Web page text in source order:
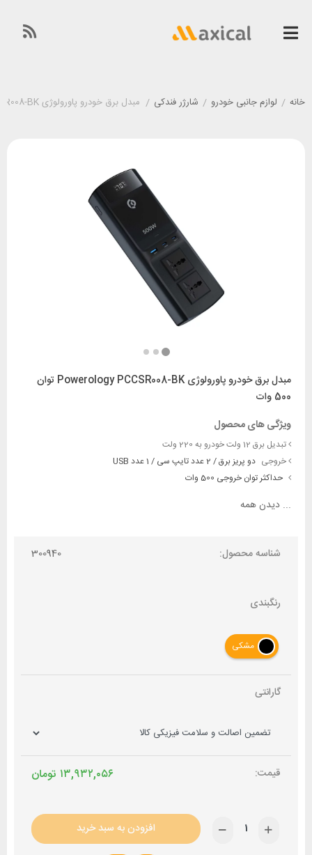
خانه / لوازم جانبی خودرو / شارژر فندکی / مبدل برق خودرو پاورولوژی Powerology PCCSR008-BK توان 500 وات
مبدل برق خودرو پاورولوژی Powerology PCCSR008-BK توان
500 وات
ویژگی های محصول
تبدیل برق 12 ولت خودرو به 220 ولت
خروجی دو پریز برق / 2 عدد تایپ سی / 1 عدد USB
حداکثر توان خروجی 500 وات
... دیدن همه
شناسه محصول: 300940
رنگبندی
مشکی
گارانتی
تومان ۱۳,۹۳۲,۰۵۶
افزودن به سبد خرید